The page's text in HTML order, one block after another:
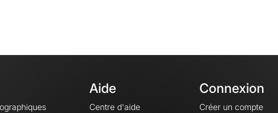
Aide
Centre d'aide
Connexion
Créer un compte